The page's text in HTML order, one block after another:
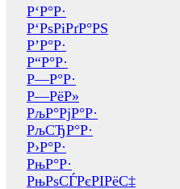
Р‘Р°Р·
Р‘РѕРіРґР°РЅ
Р’Р°Р·
Р“Р°Р·
Р—Р°Р·
Р—РёР»
РљР°РјР°Р·
РљСЂР°Р·
Р›Р°Р·
РњР°Р·
РњРѕСЃРєРІРёС‡